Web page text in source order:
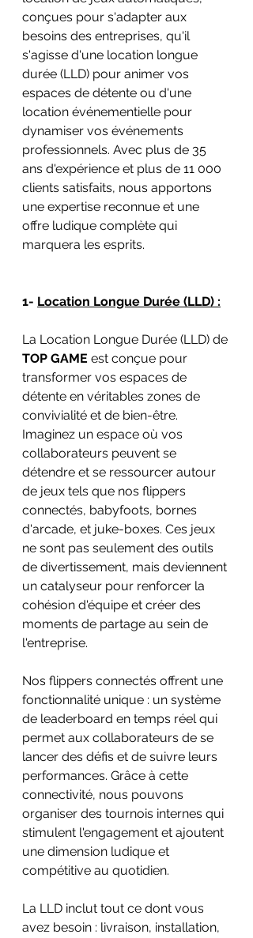
conçues pour s'adapter aux
besoins des entreprises, qu'il
s'agisse d'une location longue
durée (LLD) pour animer vos
espaces de détente ou d'une
location événementielle pour
dynamiser vos événements
professionnels. Avec plus de 35
ans d'expérience et plus de 11 000
clients satisfaits, nous apportons
une expertise reconnue et une
offre ludique complète qui
marquera les esprits.
1- Location Longue Durée (LLD) :
La Location Longue Durée (LLD) de
TOP GAME est conçue pour
transformer vos espaces de
détente en véritables zones de
convivialité et de bien-être.
Imaginez un espace où vos
collaborateurs peuvent se
détendre et se ressourcer autour
de jeux tels que nos flippers
connectés, babyfoots, bornes
d'arcade, et juke-boxes. Ces jeux
ne sont pas seulement des outils
de divertissement, mais deviennent
un catalyseur pour renforcer la
cohésion d'équipe et créer des
moments de partage au sein de
l'entreprise.
Nos flippers connectés offrent une
fonctionnalité unique : un système
de leaderboard en temps réel qui
permet aux collaborateurs de se
lancer des défis et de suivre leurs
performances. Grâce à cette
connectivité, nous pouvons
organiser des tournois internes qui
stimulent l'engagement et ajoutent
une dimension ludique et
compétitive au quotidien.
La LLD inclut tout ce dont vous
avez besoin : livraison, installation,